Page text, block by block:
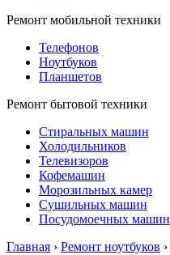
Ремонт мобильной техники
Телефонов
Ноутбуков
Планшетов
Ремонт бытовой техники
Стиральных машин
Холодильников
Телевизоров
Кофемашин
Морозильных камер
Сушильных машин
Посудомоечных машин
Главная › Ремонт ноутбуков ›